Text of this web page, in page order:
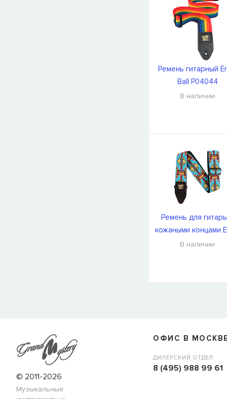
Ремень гитарный
Ball P04044
В наличии
Ремень для
кожаными концами
Ball P05323
В наличии
наличии, но вы можете оставить заявку и мы сообщим
когда товар можно будет купить.
Имя
© 2011-2026
Музыкальные
ОФИС В
ДИЛЕРСКИЙ ОТДЕЛ
8 (495) 988 99 61